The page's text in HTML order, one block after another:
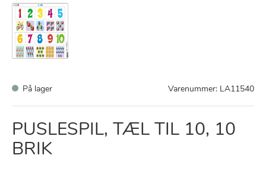
På lager Varenummer: LA11540
PUSLESPIL, TÆL TIL 10, 10
BRIK